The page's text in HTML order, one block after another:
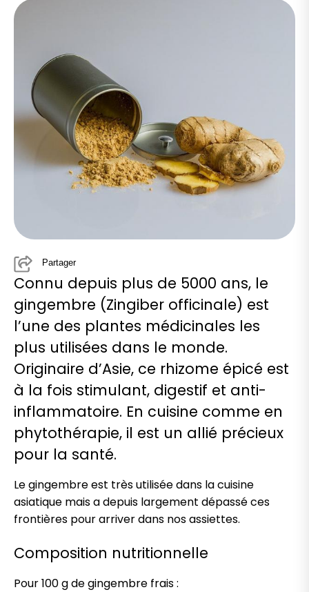
Partager
Connu depuis plus de 5000 ans, le
gingembre (Zingiber officinale) est
l’une des plantes médicinales les
plus utilisées dans le monde.
Originaire d’Asie, ce rhizome épicé est
à la fois stimulant, digestif et anti-
inflammatoire. En cuisine comme en
phytothérapie, il est un allié précieux
pour la santé.
Le gingembre est très utilisée dans la cuisine
asiatique mais a depuis largement dépassé ces
frontières pour arriver dans nos assiettes.
Composition nutritionnelle
Pour 100 g de gingembre frais :